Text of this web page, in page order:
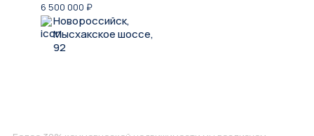
6 500 000 ₽
Новороссийск,
Мысхакское шоссе,
92